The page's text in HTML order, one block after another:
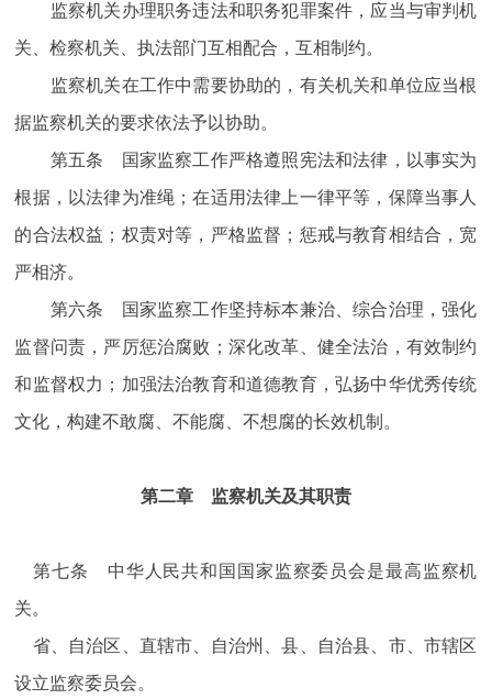
监察机关办理职务违法和职务犯罪案件，应当与审判机
关、检察机关、执法部门互相配合，互相制约。
监察机关在工作中需要协助的，有关机关和单位应当根
据监察机关的要求依法予以协助。
第五条 国家监察工作严格遵照宪法和法律，以事实为
根据，以法律为准绳；在适用法律上一律平等，保障当事人
的合法权益；权责对等，严格监督；惩戒与教育相结合，宽
严相济。
第六条 国家监察工作坚持标本兼治、综合治理，强化
监督问责，严厉惩治腐败；深化改革、健全法治，有效制约
和监督权力；加强法治教育和道德教育，弘扬中华优秀传统
文化，构建不敢腐、不能腐、不想腐的长效机制。
第二章 监察机关及其职责
第七条 中华人民共和国国家监察委员会是最高监察机
关。
省、自治区、直辖市、自治州、县、自治县、市、市辖区
设立监察委员会。